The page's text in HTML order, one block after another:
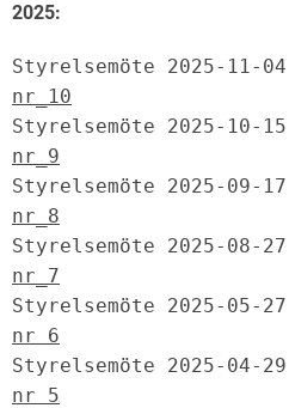
2025:
Styrelsemöte 2025-11-04
nr_10
Styrelsemöte 2025-10-15
nr_9
Styrelsemöte 2025-09-17
nr_8
Styrelsemöte 2025-08-27
nr_7
Styrelsemöte 2025-05-27
nr 6
Styrelsemöte 2025-04-29
nr 5